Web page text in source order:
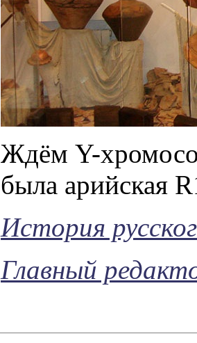
Ждём Y-
была арийская
История
Главный